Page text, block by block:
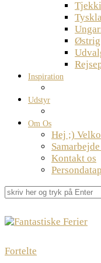
Østrig
Inspiration
Udstyr
Om Os
Hej ;)
Kontakt os
Fortelte